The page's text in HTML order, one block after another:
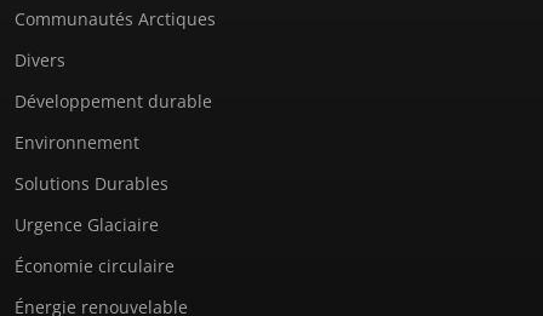
Communautés Arctiques
Divers
Développement durable
Environnement
Solutions Durables
Urgence Glaciaire
Économie circulaire
Énergie renouvelable